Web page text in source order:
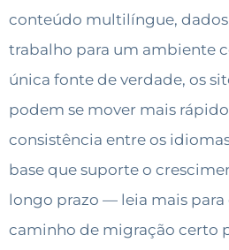
conteúdo multilíngue, dados
trabalho para um ambiente
única fonte de verdade, os
podem se mover mais
consistência entre os
base que suporte o
longo prazo — leia mais
caminho de migração certo